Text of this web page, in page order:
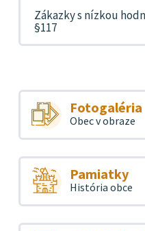
Zákazky s nízkou
§117
Fotogaléria
Obec v obraze
Pamiatky
História obce